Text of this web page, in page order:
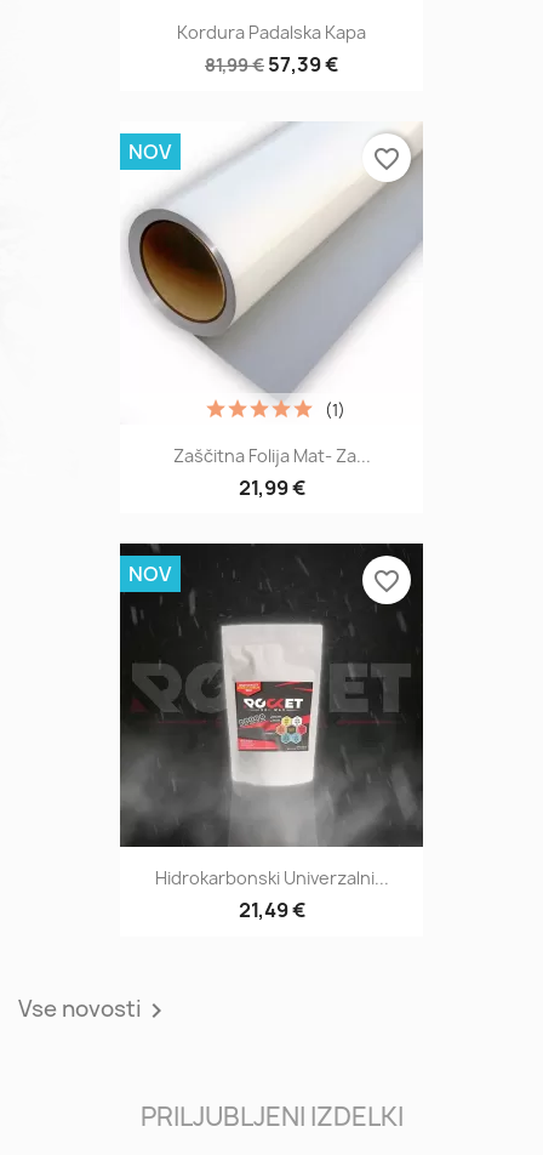
Kordura Padalska Kapa
81,99 € 57,39 €
Zaščitna Folija Mat- Za...
21,99 €
(1)
NOV favorite_border
Hidrokarbonski Univerzalni...
21,49 €
NOV favorite_border
Vse novosti 
PRILJUBLJENI IZDELKI